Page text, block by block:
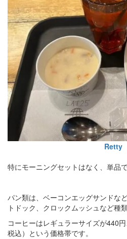
Retty
特にモーニングセットはなく、単品
パン類は、ベーコンエッグサンドな
トドック、クロックムッシュなど種類
コーヒーはレギュラーサイズが440
税込）という価格帯です。